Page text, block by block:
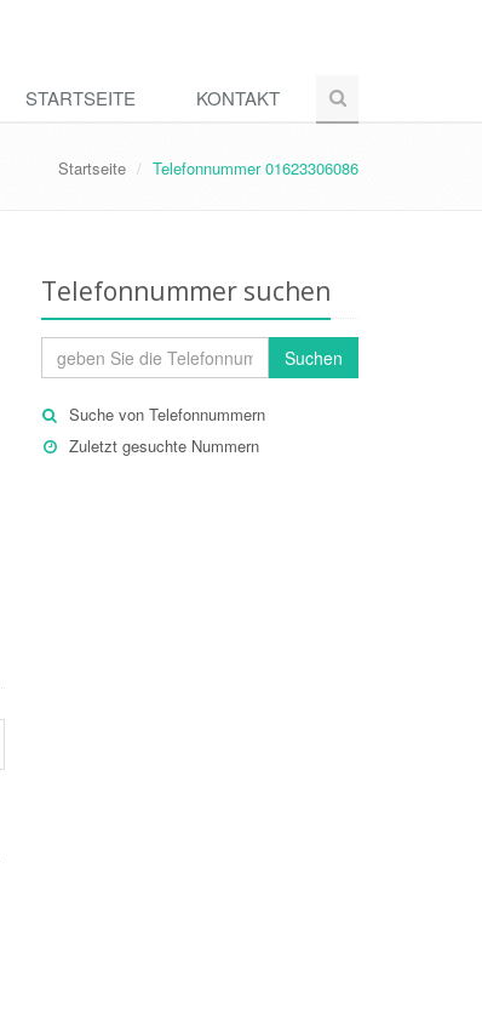
STARTSEITE KONTAKT
Startseite Telefonnummer 01623306086
Telefonnummer suchen
Suchen
Suche von Telefonnummern
Zuletzt gesuchte Nummern